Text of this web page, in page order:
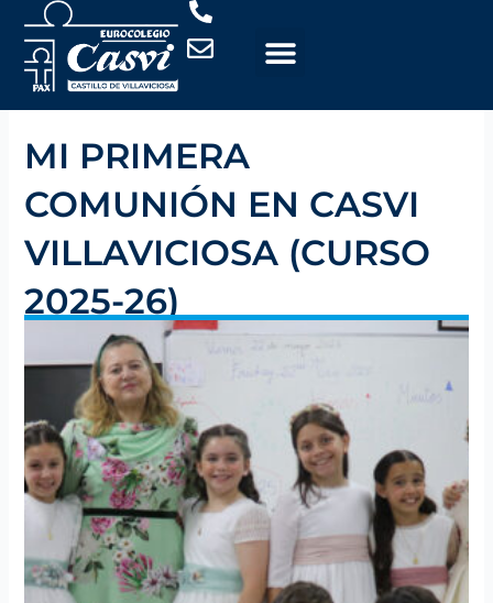
contenido
MI PRIMERA
COMUNIÓN EN CASVI
VILLAVICIOSA (CURSO
2025-26)